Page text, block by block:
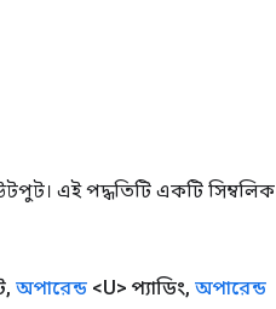
এই পদ্ধতিটি একটি সিম্বলিক
, অপারেন্ড <U> প্যাডিং, অপারেন্ড